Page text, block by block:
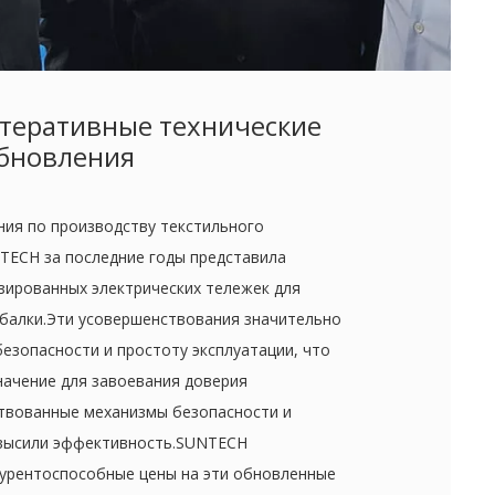
технические
по производству текстильного
за последние годы представила
электрических тележек для
усовершенствования значительно
и простоту эксплуатации, что
для завоевания доверия
механизмы безопасности и
эффективность.SUNTECH
цены на эти обновленные